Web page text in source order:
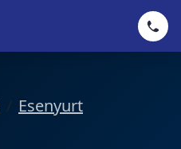
Esenyurt